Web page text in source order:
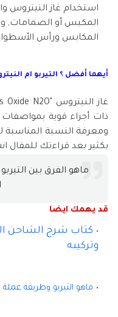
استخدام غاز النيتروس
المكبس أو الصمامات,
المكابس ورأس
أيهما أفضل ؟ التيربو ام
غاز النيتروس " Oxide N2O"
ذات أجزاء قوية
ومعرفة النسبة المناسبة
بكثير بعد قراءتك
ماهو الفرق بين
قد يهمك ايضا
وتركيبه
ماهو التيربو وطريقة عملة